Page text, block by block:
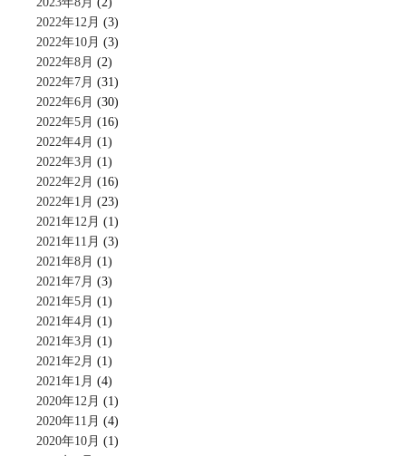
2022年12月 (3)
2022年10月 (3)
2022年8月 (2)
2022年7月 (31)
2022年6月 (30)
2022年5月 (16)
2022年4月 (1)
2022年3月 (1)
2022年2月 (16)
2022年1月 (23)
2021年12月 (1)
2021年11月 (3)
2021年8月 (1)
2021年7月 (3)
2021年5月 (1)
2021年4月 (1)
2021年3月 (1)
2021年2月 (1)
2021年1月 (4)
2020年12月 (1)
2020年11月 (4)
2020年10月 (1)